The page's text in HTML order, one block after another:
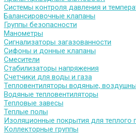
Системы контроля давления и
Балансировочные клапаны
Группы безопасности
Манометры
Сигнализаторы загазованности
Сифоны и донные клапаны
Смесители
Стабилизаторы напряжения
Счетчики для воды и газа
Тепловентиляторы водяные,
Водяные тепловентиляторы
Тепловые завесы
Теплые полы
Изоляционные покрытия для теплого
Коллекторные группы